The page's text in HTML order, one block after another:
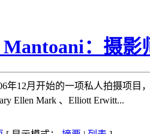
Mantoani：摄影
年12月开始的一项私人拍摄项
Ellen Mark 、Elliott Erwitt...